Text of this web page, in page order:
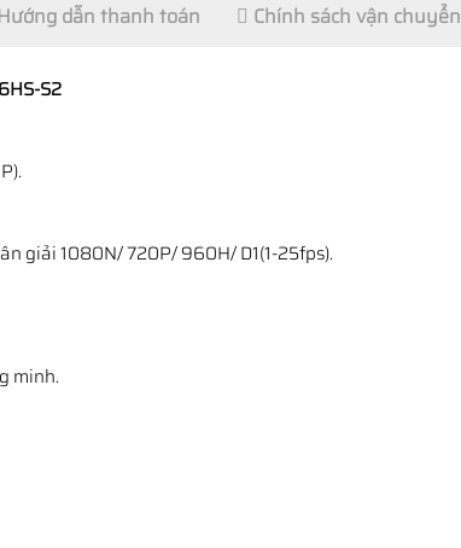
dẫn thanh toán Chính sách vận chuyển
S2
giải 1080N/ 720P/ 960H/ D1(1-25fps).
minh.